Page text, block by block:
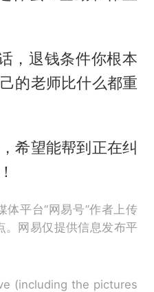
，退钱条件你根本
的老师比什么都重
希望能帮到正在纠
平台“网易号”作者上传
。网易仅提供信息发布平
(including the pictures